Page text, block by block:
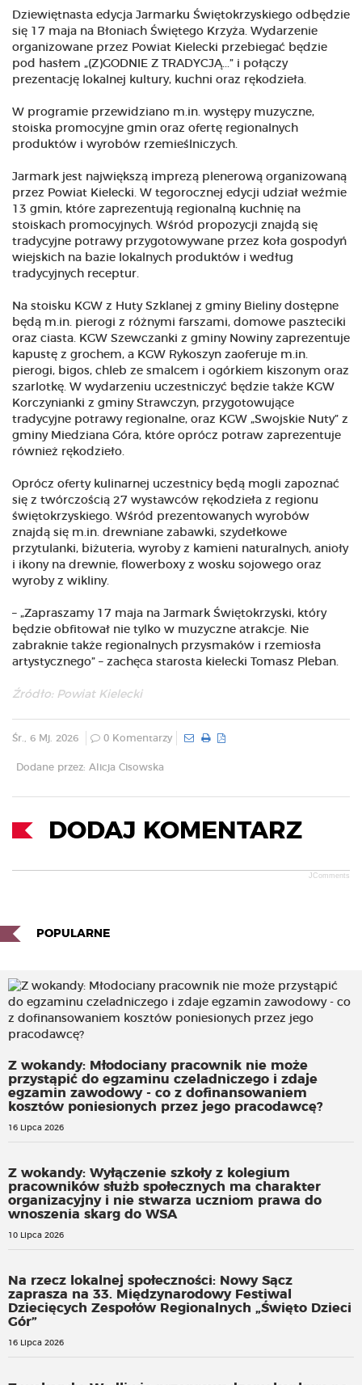
Dziewiętnasta edycja Jarmarku Świętokrzyskiego odbędzie
się 17 maja na Błoniach Świętego Krzyża. Wydarzenie
organizowane przez Powiat Kielecki przebiegać będzie
pod hasłem „(Z)GODNIE Z TRADYCJĄ...” i połączy
prezentację lokalnej kultury, kuchni oraz rękodzieła.
W programie przewidziano m.in. występy muzyczne,
stoiska promocyjne gmin oraz ofertę regionalnych
produktów i wyrobów rzemieślniczych.
Jarmark jest największą imprezą plenerową organizowaną
przez Powiat Kielecki. W tegorocznej edycji udział weźmie
13 gmin, które zaprezentują regionalną kuchnię na
stoiskach promocyjnych. Wśród propozycji znajdą się
tradycyjne potrawy przygotowywane przez koła gospodyń
wiejskich na bazie lokalnych produktów i według
tradycyjnych receptur.
Na stoisku KGW z Huty Szklanej z gminy Bieliny dostępne
będą m.in. pierogi z różnymi farszami, domowe paszteciki
oraz ciasta. KGW Szewczanki z gminy Nowiny zaprezentuje
kapustę z grochem, a KGW Rykoszyn zaoferuje m.in.
pierogi, bigos, chleb ze smalcem i ogórkiem kiszonym oraz
szarlotkę. W wydarzeniu uczestniczyć będzie także KGW
Korczynianki z gminy Strawczyn, przygotowujące
tradycyjne potrawy regionalne, oraz KGW „Swojskie Nuty” z
gminy Miedziana Góra, które oprócz potraw zaprezentuje
również rękodzieło.
Oprócz oferty kulinarnej uczestnicy będą mogli zapoznać
się z twórczością 27 wystawców rękodzieła z regionu
świętokrzyskiego. Wśród prezentowanych wyrobów
znajdą się m.in. drewniane zabawki, szydełkowe
przytulanki, biżuteria, wyroby z kamieni naturalnych, anioły
i ikony na drewnie, flowerboxy z wosku sojowego oraz
wyroby z wikliny.
– „Zapraszamy 17 maja na Jarmark Świętokrzyski, który
będzie obfitował nie tylko w muzyczne atrakcje. Nie
zabraknie także regionalnych przysmaków i rzemiosła
artystycznego” – zachęca starosta kielecki Tomasz Pleban.
Źródło: Powiat Kielecki
Śr., 6 Mj. 2026 0 Komentarzy
Dodane przez: Alicja Cisowska
DODAJ KOMENTARZ
JComments
POPULARNE
Z wokandy: Młodociany pracownik nie może
przystąpić do egzaminu czeladniczego i zdaje
egzamin zawodowy - co z dofinansowaniem
kosztów poniesionych przez jego pracodawcę?
16 Lipca 2026
Z wokandy: Wyłączenie szkoły z kolegium
pracowników służb społecznych ma charakter
organizacyjny i nie stwarza uczniom prawa do
wnoszenia skarg do WSA
10 Lipca 2026
Na rzecz lokalnej społeczności: Nowy Sącz
zaprasza na 33. Międzynarodowy Festiwal
Dziecięcych Zespołów Regionalnych „Święto Dzieci
Gór”
16 Lipca 2026